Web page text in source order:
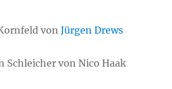
vonJürgen Drews
Schleicher von Nico Haak